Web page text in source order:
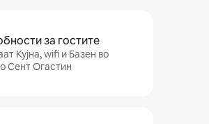
за гостите
Кујна, wifi и Базен во
Сент Огастин